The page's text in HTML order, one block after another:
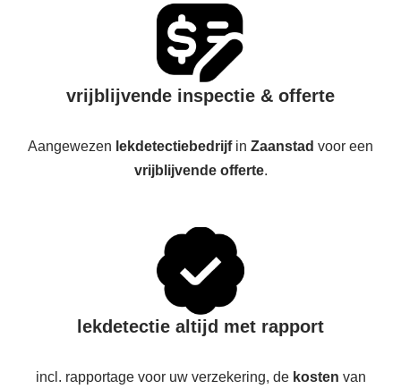
vrijblijvende inspectie & offerte
Aangewezen lekdetectiebedrijfin Zaanstad voor een
vrijblijvende offerte.
lekdetectie altijd met rapport
incl. rapportage voor uw verzekering, de kosten van